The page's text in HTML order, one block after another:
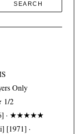
SEARCH
Only
1/2
· ★★★★★
[1971] ·